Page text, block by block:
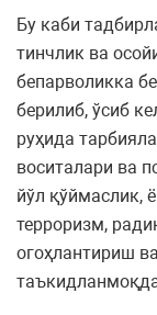
Бу каби
тинчлик ва
бепарволикка
берилиб, ўсиб
руҳида
воситалари ва
йўл қўймаслик,
терроризм,
огоҳлантириш